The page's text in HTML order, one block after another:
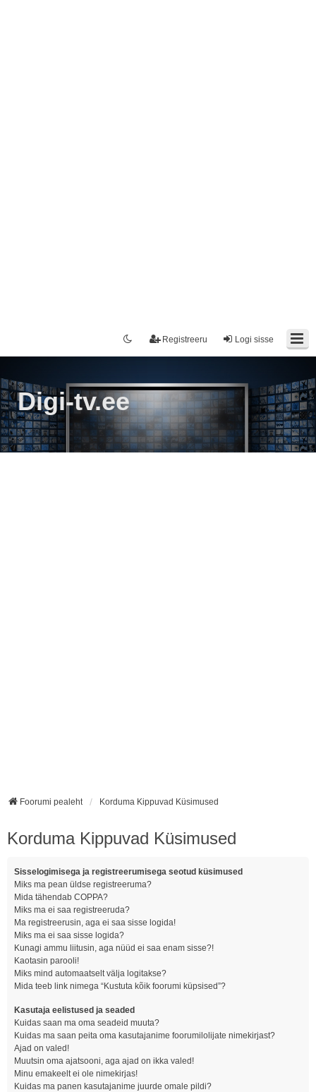
Logi sisse
Registreeru
Digi-tv.ee
Foorumi pealeht Korduma Kippuvad Küsimused
Korduma Kippuvad Küsimused
Sisselogimisega ja registreerumisega seotud küsimused
Miks ma pean üldse registreeruma?
Mida tähendab COPPA?
Miks ma ei saa registreeruda?
Ma registreerusin, aga ei saa sisse logida!
Miks ma ei saa sisse logida?
Kunagi ammu liitusin, aga nüüd ei saa enam sisse?!
Kaotasin parooli!
Miks mind automaatselt välja logitakse?
Mida teeb link nimega “Kustuta kõik foorumi küpsised”?
Kasutaja eelistused ja seaded
Kuidas saan ma oma seadeid muuta?
Kuidas ma saan peita oma kasutajanime foorumilolijate nimekirjast?
Ajad on valed!
Muutsin oma ajatsooni, aga ajad on ikka valed!
Minu emakeelt ei ole nimekirjas!
Kuidas ma panen kasutajanime juurde omale pildi?